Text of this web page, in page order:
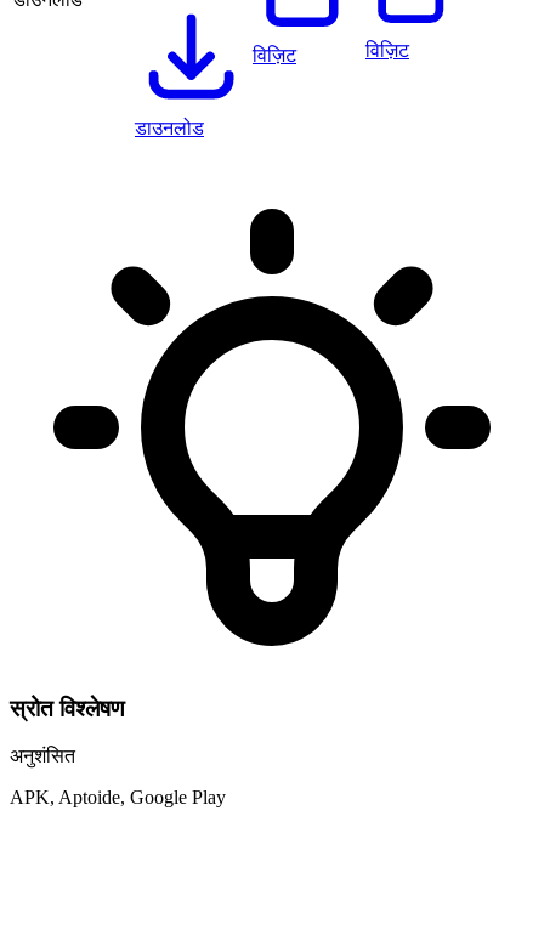
डाउनलोड
विज़िट विज़िट
स्रोत विश्लेषण
अनुशंसित
APK, Aptoide, Google Play